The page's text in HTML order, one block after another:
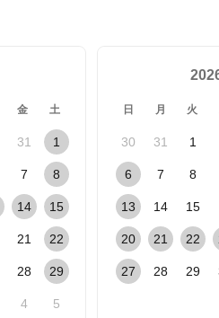
金 土
31 1
7 8
14 15
21 22
28 29
4 5
日 月 火
30 31 1
6 7 8
13 14 15
20 21 22
27 28 29